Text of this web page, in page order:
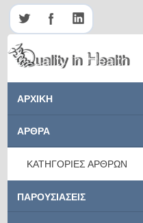
ΑΡΧΙΚΗ
ΑΡΘΡΑ
ΚΑΤΗΓΟΡΙΕΣ ΑΡΘΡΩΝ
ΠΑΡΟΥΣΙΑΣΕΙΣ